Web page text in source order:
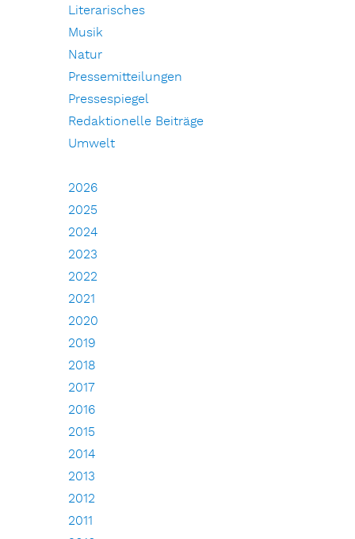
Literarisches
Musik
Natur
Pressemitteilungen
Pressespiegel
Redaktionelle Beiträge
Umwelt
2026
2025
2024
2023
2022
2021
2020
2019
2018
2017
2016
2015
2014
2013
2012
2011